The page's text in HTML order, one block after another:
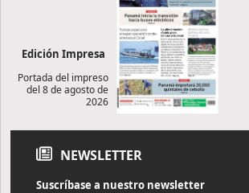
Edición Impresa
Portada del impreso
del 8 de agosto de
2026
NEWSLETTER
Suscríbase a nuestro newsletter